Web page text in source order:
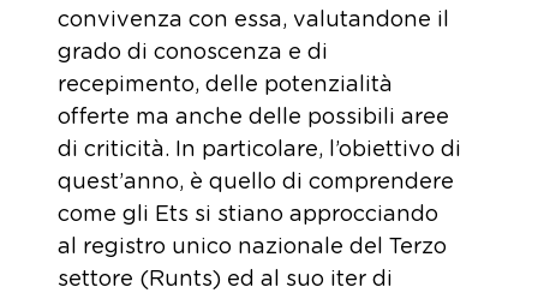
convivenza con essa, valutandone il
grado di conoscenza e di
recepimento, delle potenzialità
offerte ma anche delle possibili aree
di criticità. In particolare, l’obiettivo di
quest’anno, è quello di comprendere
come gli Ets si stiano approcciando
al registro unico nazionale del Terzo
settore (Runts) ed al suo iter di